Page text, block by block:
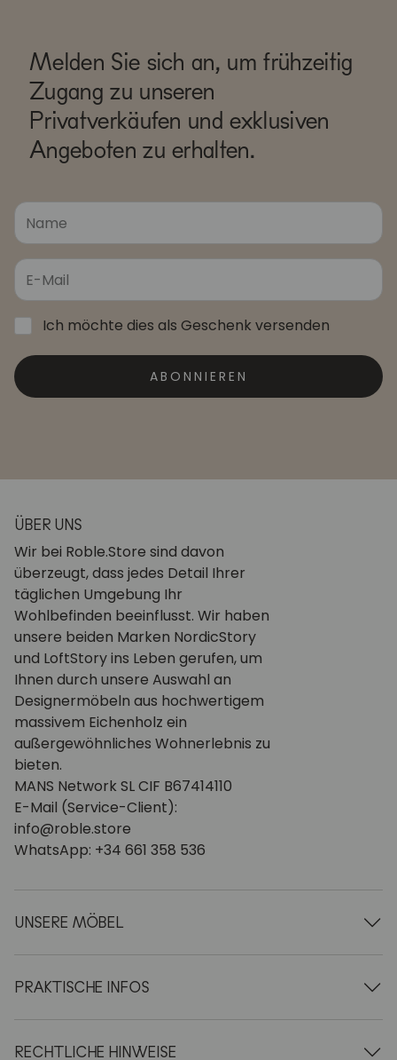
Melden Sie sich an, um frühzeitig
Zugang zu unseren
Privatverkäufen und exklusiven
Angeboten zu erhalten.
Ich möchte dies als Geschenk versenden
ABONNIEREN
ÜBER UNS
Wir bei Roble.Store sind davon
überzeugt, dass jedes Detail Ihrer
täglichen Umgebung Ihr
Wohlbefinden beeinflusst. Wir haben
unsere beiden Marken NordicStory
und LoftStory ins Leben gerufen, um
Ihnen durch unsere Auswahl an
Designermöbeln aus hochwertigem
massivem Eichenholz ein
außergewöhnliches Wohnerlebnis zu
bieten.
MANS Network SL CIF B67414110
E-Mail (Service-Client):
info@roble.store
WhatsApp: +34 661 358 536
UNSERE MÖBEL
Esstische aus Holz
Stühle aus Holz
Vitrinen aus Holz
PRAKTISCHE INFOS
Über uns
RECHTLICHE HINWEISE